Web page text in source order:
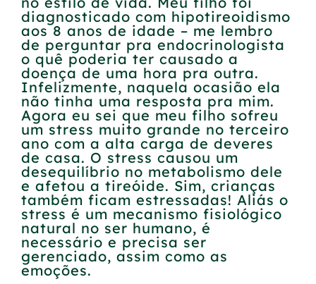
diagnosticado com hipotireoidismo
aos 8 anos de idade – me lembro
de perguntar pra endocrinologista
o quê poderia ter causado a
doença de uma hora pra outra.
Infelizmente, naquela ocasião ela
não tinha uma resposta pra mim.
Agora eu sei que meu filho sofreu
um stress muito grande no terceiro
ano com a alta carga de deveres
de casa. O stress causou um
desequilíbrio no metabolismo dele
e afetou a tireóide. Sim, crianças
também ficam estressadas! Aliás o
stress é um mecanismo fisiológico
natural no ser humano, é
necessário e precisa ser
gerenciado, assim como as
emoções.